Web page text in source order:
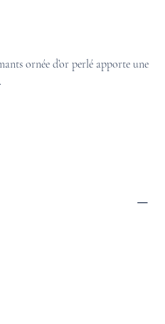
ornée d’or perlé apporte une